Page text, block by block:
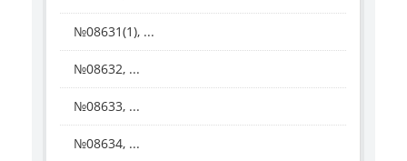
№08631(1), ...
№08632, ...
№08633, ...
№08634, ...